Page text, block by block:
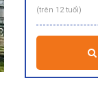
(trên 12 tuổi)